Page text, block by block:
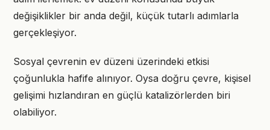
değişiklikler bir anda değil, küçük tutarlı adımlarla
gerçekleşiyor.
Sosyal çevrenin ev düzeni üzerindeki etkisi
çoğunlukla hafife alınıyor. Oysa doğru çevre, kişisel
gelişimi hızlandıran en güçlü katalizörlerden biri
olabiliyor.